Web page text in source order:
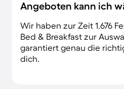
Angeboten kann ich
Wir haben zur Zeit 1.676
Bed & Breakfast zur
garantiert genau die
dich.